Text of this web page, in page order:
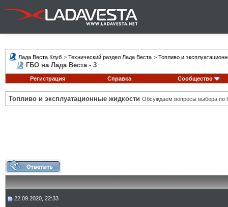
Лада Веста Клуб > Технический раздел Лада Веста > Топливо и
ГБО на Лада Веста - 3
Регистрация Справка Сообщество
Топливо и эксплуатационные жидкости Обсуждаем вопросы выбора по
22.09.2020, 22:33